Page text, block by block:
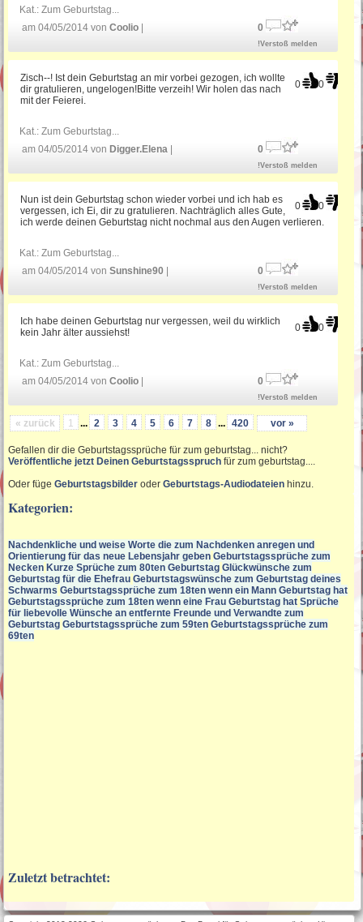
Kat.:Zum Geburtstag...
am 04/05/2014 vonCoolio 0
!Verstoß melden
0 0
Zisch--! Ist dein Geburtstag an mir vorbei gezogen, ich wollte
dir gratulieren, ungelogen!Bitte verzeih! Wir holen das nach
mit der Feierei.
Kat.:Zum Geburtstag...
am 04/05/2014 von Digger.Elena 0
!Verstoß melden
0 0
Nun ist dein Geburtstag schon wieder vorbei und ich hab es
vergessen, ich Ei, dir zu gratulieren. Nachträglich alles Gute,
ich werde deinen Geburtstag nicht nochmal aus den Augen verlieren.
Kat.:Zum Geburtstag...
am 04/05/2014 vonSunshine90 0
!Verstoß melden
0 0
Ich habe deinen Geburtstag nur vergessen, weil du wirklich
kein Jahr älter aussiehst!
Kat.:Zum Geburtstag...
am 04/05/2014 vonCoolio 0
!Verstoß melden
« zurück 1 ... 2 3 4 5 6 7 8 ... 420 vor »
Gefallen dir die Geburtstagssprüche für zum geburtstag... nicht?
Veröffentliche jetzt Deinen Geburtstagsspruch für zum geburtstag....
Oder fügeGeburtstagsbilder oderGeburtstags-Audiodateien hinzu.
Kategorien:
Nachdenkliche und weise Worte die zum Nachdenken anregen und
Orientierung für das neue Lebensjahr geben Geburtstagssprüche zum
Necken Kurze Sprüche zum 80ten Geburtstag Glückwünsche zum
Geburtstag für die Ehefrau Geburtstagswünsche zum Geburtstag deines
Schwarms Geburtstagssprüche zum 18ten wenn ein Mann Geburtstag hat
Geburtstagssprüche zum 18ten wenn eine Frau Geburtstag hat Sprüche
für liebevolle Wünsche an entfernte Freunde und Verwandte zum
Geburtstag Geburtstagssprüche zum 59ten Geburtstagssprüche zum
69ten
Zuletzt betrachtet: